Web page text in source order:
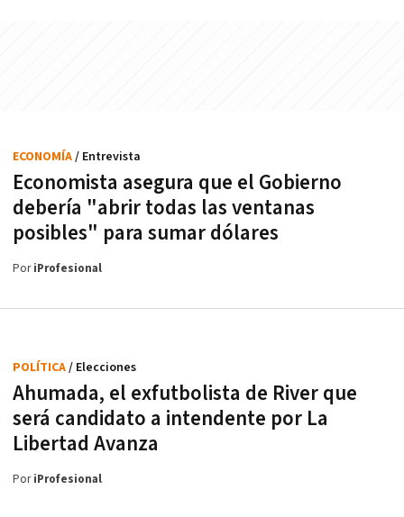
Economista asegura que el Gobierno
debería "abrir todas las ventanas
posibles" para sumar dólares
ECONOMÍA/ Entrevista
PoriProfesional
Ahumada, el exfutbolista de River que
será candidato a intendente por La
Libertad Avanza
POLÍTICA/ Elecciones
PoriProfesional